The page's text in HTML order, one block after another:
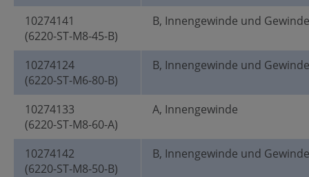
10274141
(6220-ST-M8-45-B)
B, Innengewinde und
10274124
(6220-ST-M6-80-B)
B, Innengewinde und
10274133
(6220-ST-M8-60-A)
A, Innengewinde
10274142
(6220-ST-M8-50-B)
B, Innengewinde und